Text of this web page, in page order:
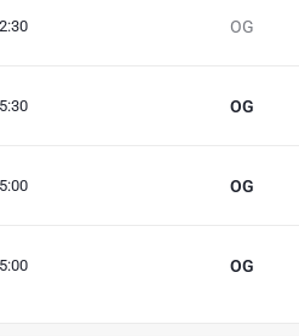
OG
OG
OG
OG